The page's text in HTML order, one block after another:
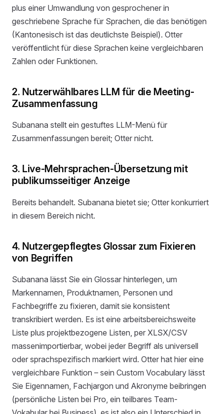
plus einer Umwandlung von gesprochener in
geschriebene Sprache für Sprachen, die das benötigen
(Kantonesisch ist das deutlichste Beispiel). Otter
veröffentlicht für diese Sprachen keine vergleichbaren
Zahlen oder Funktionen.
2. Nutzerwählbares LLM für die Meeting-
Zusammenfassung
Subanana stellt ein gestuftes LLM-Menü für
Zusammenfassungen bereit; Otter nicht.
3. Live-Mehrsprachen-Übersetzung mit
publikumsseitiger Anzeige
Bereits behandelt. Subanana bietet sie; Otter konkurriert
in diesem Bereich nicht.
4. Nutzergepflegtes Glossar zum Fixieren
von Begriffen
Subanana lässt Sie ein Glossar hinterlegen, um
Markennamen, Produktnamen, Personen und
Fachbegriffe zu fixieren, damit sie konsistent
transkribiert werden. Es ist eine arbeitsbereichsweite
Liste plus projektbezogene Listen, per XLSX/CSV
massenimportierbar, wobei jeder Begriff als universell
oder sprachspezifisch markiert wird. Otter hat hier eine
vergleichbare Funktion – sein Custom Vocabulary lässt
Sie Eigennamen, Fachjargon und Akronyme beibringen
(persönliche Listen bei Pro, ein teilbares Team-